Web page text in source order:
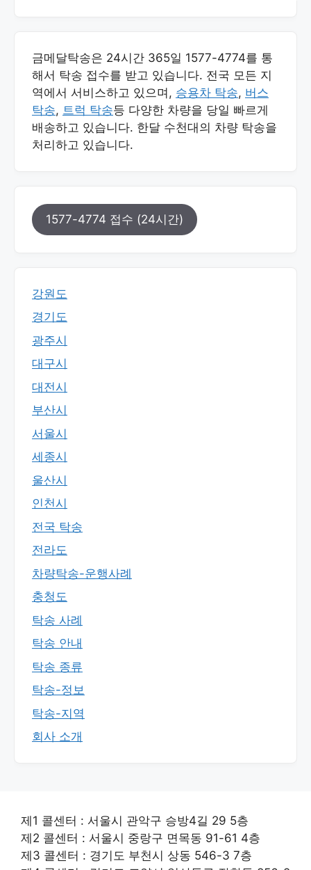
금메달탁송은 24시간 365일 1577-4774를 통
해서 탁송 접수를 받고 있습니다. 전국 모든 지
역에서 서비스하고 있으며, 승용차 탁송, 버스
탁송, 트럭 탁송등 다양한 차량을 당일 빠르게
배송하고 있습니다. 한달 수천대의 차량 탁송을
처리하고 있습니다.
1577-4774 접수 (24시간)
강원도
경기도
광주시
대구시
대전시
부산시
서울시
세종시
울산시
인천시
전국 탁송
전라도
차량탁송-운행사례
충청도
탁송 사례
탁송 안내
탁송 종류
탁송-정보
탁송-지역
회사 소개
제1 콜센터 : 서울시 관악구 승방4길 29 5층
제2 콜센터 : 서울시 중랑구 면목동 91-61 4층
제3 콜센터 : 경기도 부천시 상동 546-3 7층